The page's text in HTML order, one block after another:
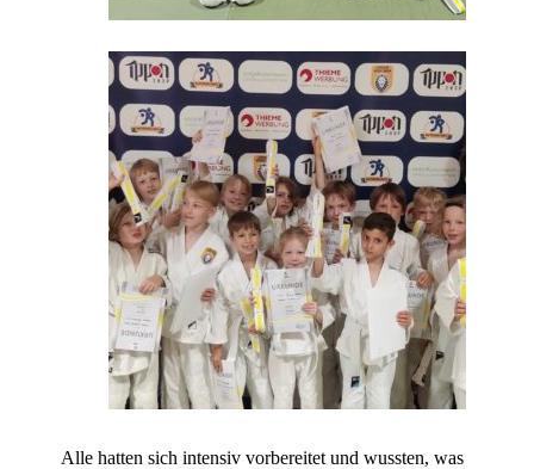
Alle hatten sich intensiv vorbereitet und wussten, was